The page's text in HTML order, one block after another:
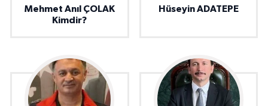
Mehmet Anıl ÇOLAK
Kimdir?
Hüseyin ADATEPE